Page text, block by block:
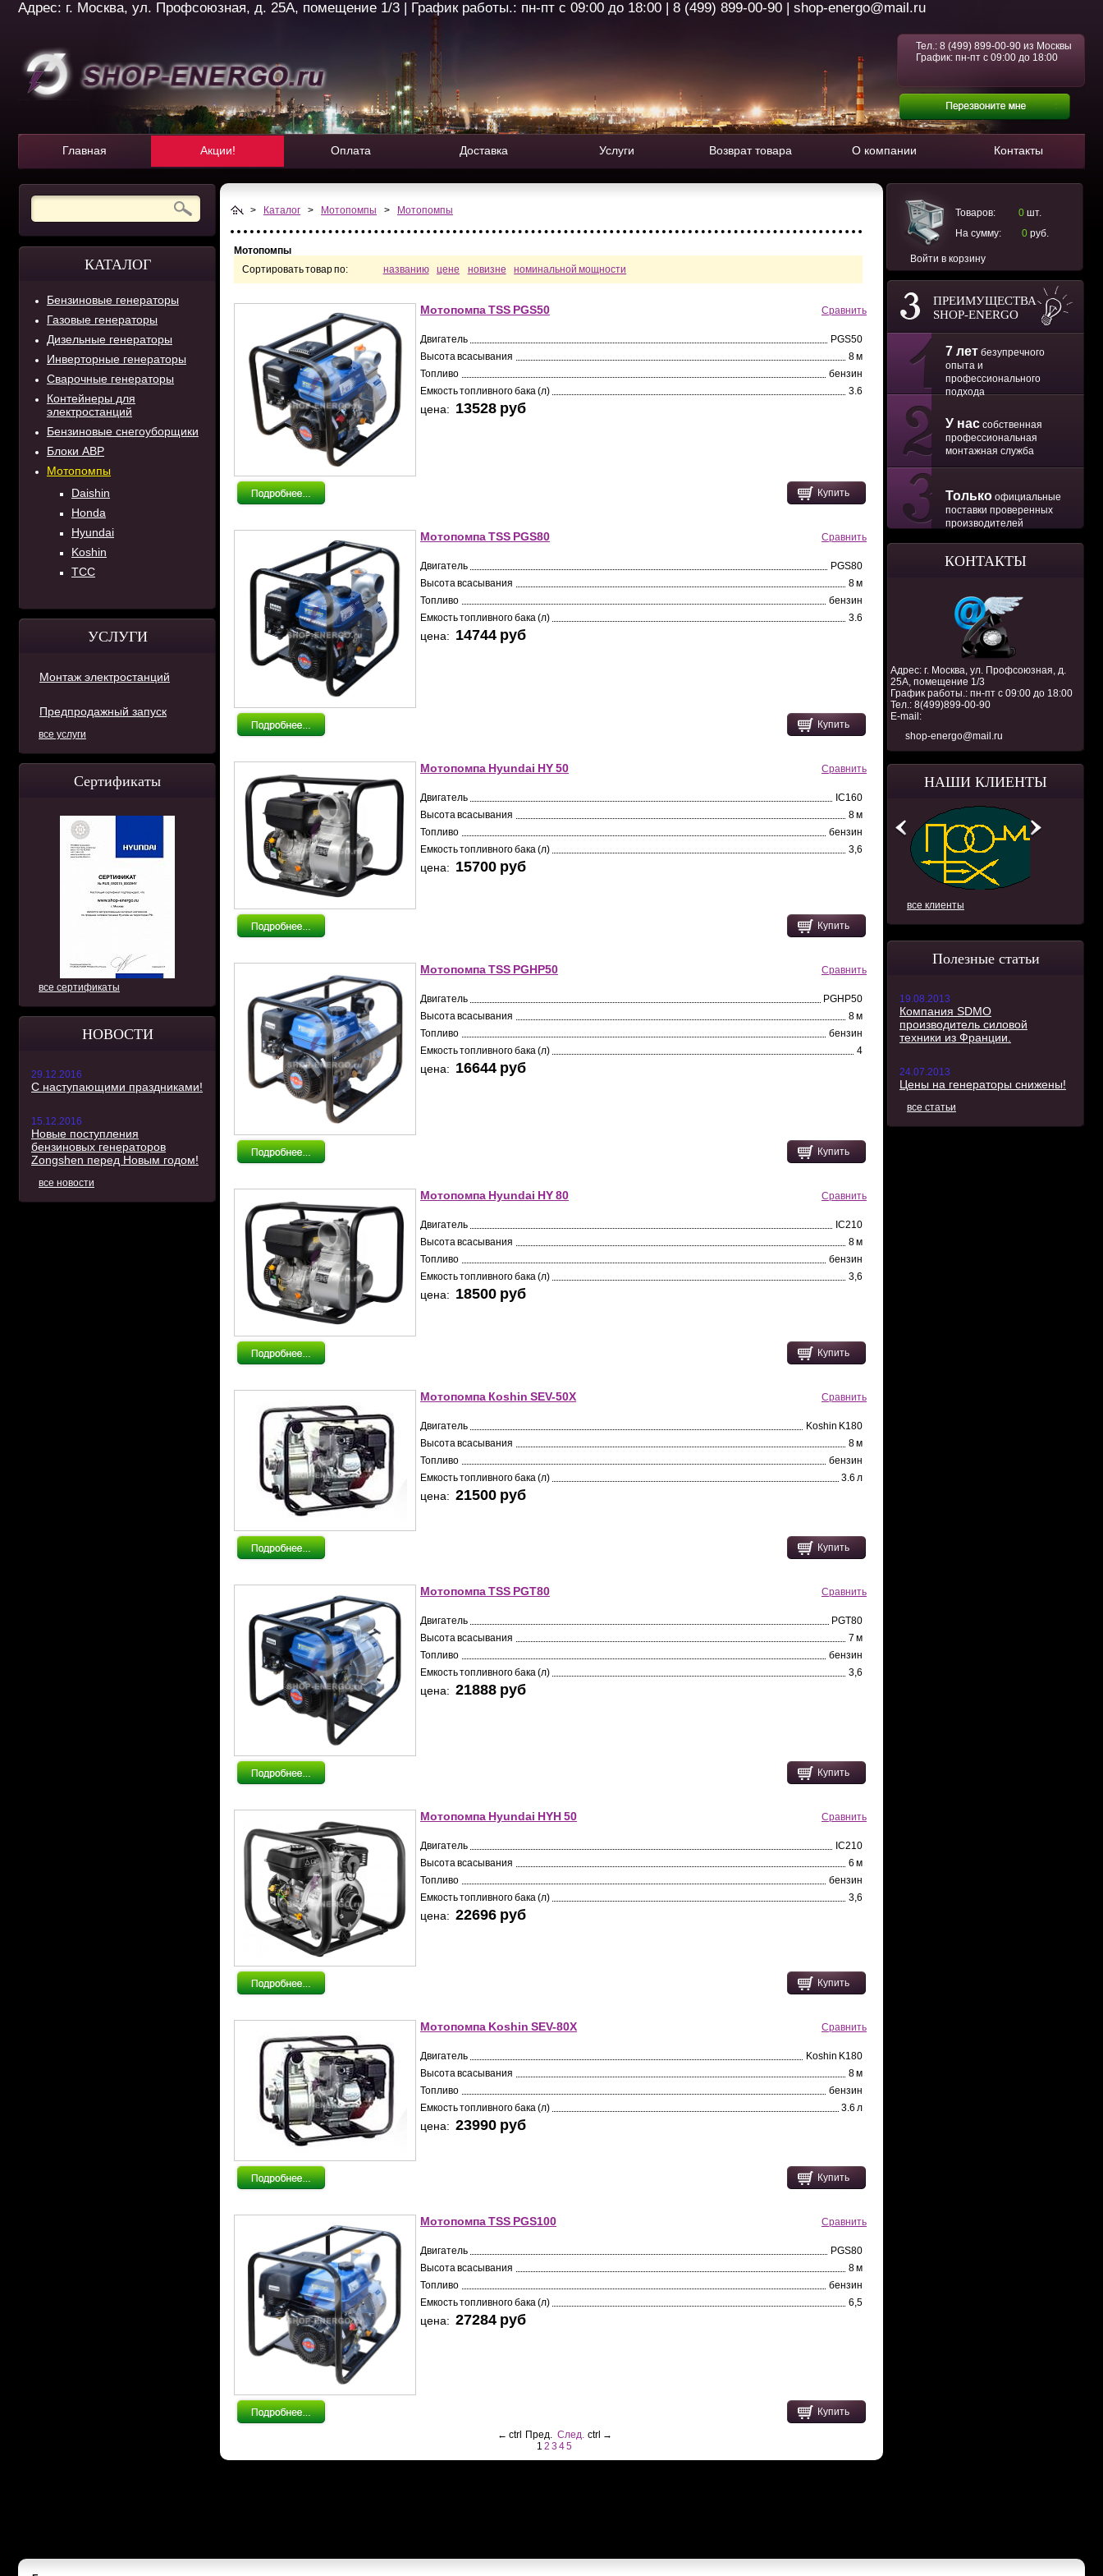
Адрес: г. Москва, ул. Профсоюзная, д. 25А, помещение 1/3 | График работы.: пн-пт с 09:00 до 18:00 | 8 (499) 899-00-90 | shop-energo@mail.ru
Тел.: 8 (499) 899-00-90 из Москвы
График: пн-пт с 09:00 до 18:00
Главная Акции! Оплата Доставка Услуги Возврат товара О компании Контакты
КАТАЛОГ
Бензиновые генераторы
Газовые генераторы
Дизельные генераторы
Инверторные генераторы
Сварочные генераторы
Контейнеры для
электростанций
Бензиновые снегоуборщики
Блоки АВР
Мотопомпы
Daishin
Honda
Hyundai
Koshin
ТСС
УСЛУГИ
Монтаж электростанций
Предпродажный запуск
все услуги
Сертификаты
все сертификаты
НОВОСТИ
29.12.2016
С наступающими праздниками!
15.12.2016
Новые поступления
бензиновых генераторов
Zongshen перед Новым годом!
все новости
Товаров: 0 шт.
На сумму:
0 руб.
Войти в корзину
ПРЕИМУЩЕСТВА
SHOP-ENERGO
7 лет безупречного
опыта и
профессионального
подхода
У нас собственная
профессиональная
монтажная служба
Только официальные
поставки проверенных
производителей
КОНТАКТЫ
Адрес: г. Москва, ул. Профсоюзная, д.
25А, помещение 1/3
График работы.: пн-пт с 09:00 до 18:00
Тел.: 8(499)899-00-90
E-mail:
shop-energo@mail.ru
НАШИ КЛИЕНТЫ
все клиенты
Полезные статьи
19.08.2013
Компания SDMO
производитель силовой
техники из Франции.
24.07.2013
Цены на генераторы снижены!
все статьи
> Каталог > Мотопомпы > Мотопомпы
Мотопомпы
Сортировать товар по:
названию цене новизне номинальной мощности
Мотопомпа TSS PGS50 Сравнить
Двигатель
PGS50
Высота всасывания
8 м
Топливо
бензин
Емкость топливного бака (л)
3.6
цена: 13528 pуб
Купить
Мотопомпа TSS PGS80 Сравнить
Двигатель
PGS80
Высота всасывания
8 м
Топливо
бензин
Емкость топливного бака (л)
3.6
цена: 14744 pуб
Купить
Мотопомпа Hyundai HY 50 Сравнить
Двигатель
IC160
Высота всасывания
8 м
Топливо
бензин
Емкость топливного бака (л)
3,6
цена: 15700 pуб
Купить
Мотопомпа TSS PGHP50 Сравнить
Двигатель
PGHP50
Высота всасывания
8 м
Топливо
бензин
Емкость топливного бака (л)
4
цена: 16644 pуб
Купить
Мотопомпа Hyundai HY 80 Сравнить
Двигатель
IC210
Высота всасывания
8 м
Топливо
бензин
Емкость топливного бака (л)
3,6
цена: 18500 pуб
Купить
Мотопомпа Кoshin SEV-50X Сравнить
Двигатель
Koshin K180
Высота всасывания
8 м
Топливо
бензин
Емкость топливного бака (л)
3.6 л
цена: 21500 pуб
Купить
Мотопомпа TSS PGT80 Сравнить
Двигатель
PGT80
Высота всасывания
7 м
Топливо
бензин
Емкость топливного бака (л)
3,6
цена: 21888 pуб
Купить
Мотопомпа Hyundai HYH 50 Сравнить
Двигатель
IC210
Высота всасывания
6 м
Топливо
бензин
Емкость топливного бака (л)
3,6
цена: 22696 pуб
Купить
Мотопомпа Koshin SEV-80X Сравнить
Двигатель
Koshin K180
Высота всасывания
8 м
Топливо
бензин
Емкость топливного бака (л)
3.6 л
цена: 23990 pуб
Купить
Мотопомпа TSS PGS100 Сравнить
Двигатель
PGS80
Высота всасывания
8 м
Топливо
бензин
Емкость топливного бака (л)
6,5
цена: 27284 pуб
Купить
← ctrl Пред. След. ctrl →
1 2 3 45